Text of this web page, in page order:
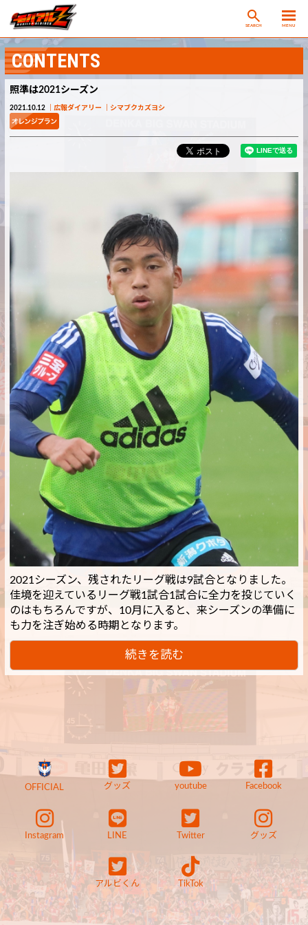
SEARCH MENU
CONTENTS
照準は2021シーズン
2021.10.12 広報ダイアリー シマブクカズヨシ
2021シーズン、残されたリーグ戦は9試合となりました。
佳境を迎えているリーグ戦1試合1試合に全力を投じていく
のはもちろんですが、10月に入ると、来シーズンの準備に
も力を注ぎ始める時期となります。
続きを読む
OFFICIAL グッズ youtube Facebook
Instagram LINE Twitter グッズ
アルビくん TikTok